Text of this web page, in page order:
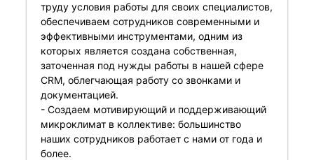
труду условия работы для своих специалистов,
обеспечиваем сотрудников современными и
эффективными инструментами, одним из
которых является создана собственная,
заточенная под нужды работы в нашей сфере
CRM, облегчающая работу со звонками и
документацией.
- Создаем мотивирующий и поддерживающий
микроклимат в коллективе: большинство
наших сотрудников работает с нами от года и
более.